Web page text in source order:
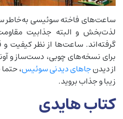
ساعت‌های فاخته سوئیسی به‌خاطر
لذت‌بخش و البته جذابیت
برای نسخه‌های چوبی، دست‌ساز و
از دیدنجاهای دیدنی سوئیس،
زیبا و جذاب بروید.
کتاب هایدی